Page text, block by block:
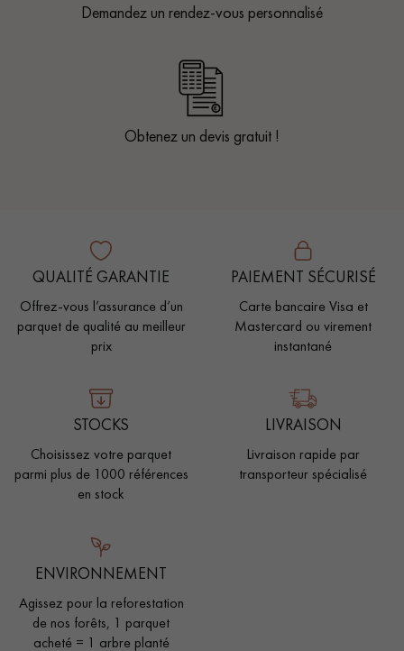
Demandez un rendez-vous personnalisé
Obtenez un devis gratuit !
QUALITÉ GARANTIE
Offrez-vous l’assurance d’un
parquet de qualité au meilleur
prix
PAIEMENT SÉCURISÉ
Carte bancaire Visa et
Mastercard ou virement
instantané
STOCKS
Choisissez votre parquet
parmi plus de 1000 références
en stock
LIVRAISON
Livraison rapide par
transporteur spécialisé
ENVIRONNEMENT
Agissez pour la reforestation
de nos forêts, 1 parquet
acheté = 1 arbre planté